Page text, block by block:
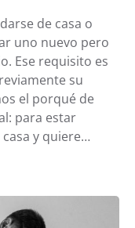
de casa o
uno nuevo pero
Ese requisito es
su
el porqué de
para estar
y quiere…